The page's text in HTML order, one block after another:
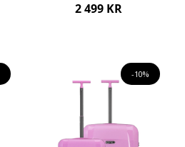
2 499 KR
-10%